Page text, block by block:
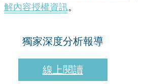
解內容授權資訊。
獨家深度分析報導
線上閱讀